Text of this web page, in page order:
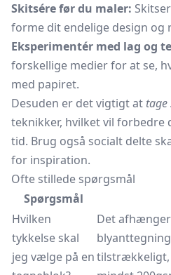
Skitsére før du maler:
forme dit endelige design og
Eksperimentér med lag og
forskellige medier for at se,
med papiret.
Desuden er det vigtigt at tage
teknikker, hvilket vil
tid. Brug også socialt delte
for inspiration.
Ofte stillede spørgsmål
Spørgsmål
Hvilken
tykkelse skal
jeg vælge på en
Det
tilstrækkeligt,